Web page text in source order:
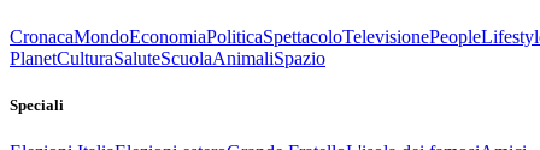
CronacaMondoEconomiaPoliticaSpettacoloTelevisionePeople
PlanetCulturaSaluteScuolaAnimaliSpazio
Speciali